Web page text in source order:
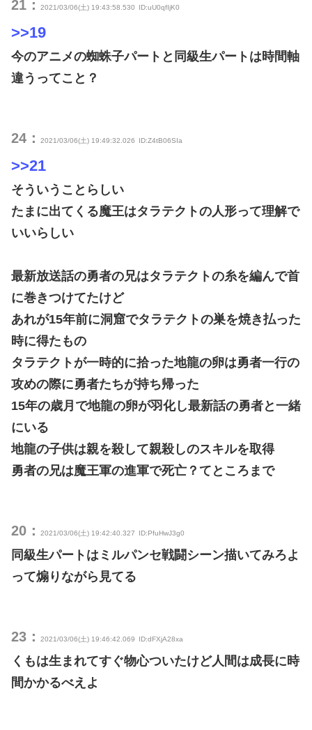
21： 2021/03/06(土) 19:43:58.530 ID:uU0qfIjK0
>>19
今のアニメの蜘蛛子パートと同級生パートは時間軸
違うってこと？
24： 2021/03/06(土) 19:49:32.026 ID:Z4tB06SIa
>>21
そういうことらしい
たまに出てくる魔王はタラテクトの人形って理解で
いいらしい
最新放送話の勇者の兄はタラテクトの糸を編んで首
に巻きつけてたけど
あれが15年前に洞窟でタラテクトの巣を焼き払った
時に得たもの
タラテクトが一時的に拾った地龍の卵は勇者一行の
攻めの際に勇者たちが持ち帰った
15年の歳月で地龍の卵が羽化し最新話の勇者と一緒
にいる
地龍の子供は親を殺して親殺しのスキルを取得
勇者の兄は魔王軍の進軍で死亡？てところまで
20： 2021/03/06(土) 19:42:40.327 ID:PfuHwJ3g0
同級生パートはミルパンセ戦闘シーン描いてみろよ
って煽りながら見てる
23： 2021/03/06(土) 19:46:42.069 ID:dFXjA28xa
くもは生まれてすぐ物心ついたけど人間は成長に時
間かかるべえよ